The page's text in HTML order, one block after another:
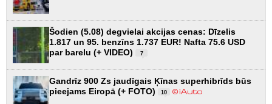
Šodien (5.08) degvielai akcijas cenas: Dīzelis
1.817 un 95. benzīns 1.737 EUR! Nafta 75.6 USD
par barelu (+ VIDEO)
7
Gandrīz 900 Zs jaudīgais Ķīnas superhibrīds būs
pieejams Eiropā (+ FOTO)
10